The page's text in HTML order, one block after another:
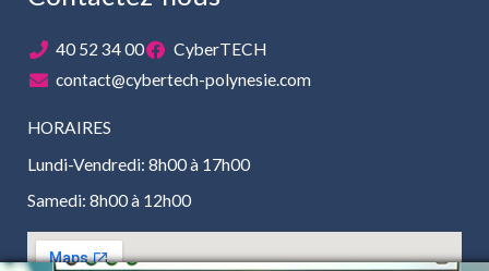
40 52 34 00
CyberTECH
contact@cybertech-polynesie.com
HORAIRES
Lundi-Vendredi: 8h00 à 17h00
Samedi: 8h00 à 12h00